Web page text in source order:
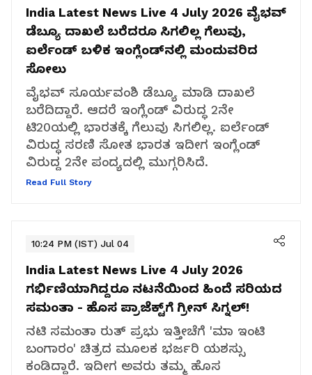
India Latest News Live 4 July 2026 ವೈಭವ್
ಡೆಬ್ಯೂ ದಾಖಲೆ ಬರೆದರೂ ಸಿಗಲಿಲ್ಲ ಗೆಲುವು,
ಐರ್ಲೆಂಡ್ ಬಳಿಕ ಇಂಗ್ಲೆಂಡ್‌ನಲ್ಲಿ ಮಂದುವರಿದ
ಸೋಲು
ವೈಭವ್ ಸೂರ್ಯವಂಶಿ ಡೆಬ್ಯೂ ಮಾಡಿ ದಾಖಲೆ
ಬರೆದಿದ್ದಾರೆ. ಆದರೆ ಇಂಗ್ಲೆಂಡ್ ವಿರುದ್ಧ 2ನೇ
ಟಿ20ಯಲ್ಲಿ ಭಾರತಕ್ಕೆ ಗೆಲುವು ಸಿಗಲಿಲ್ಲ. ಐರ್ಲೆಂಡ್
ವಿರುದ್ಧ ಸರಣಿ ಸೋತ ಭಾರತ ಇದೀಗ ಇಂಗ್ಲೆಂಡ್
ವಿರುದ್ದ 2ನೇ ಪಂದ್ಯದಲ್ಲಿ ಮುಗ್ಗರಿಸಿದೆ.
Read Full Story
10:24 PM (IST) Jul 04
India Latest News Live 4 July 2026
ಗರ್ಭಿಣಿಯಾಗಿದ್ದರೂ ನಟನೆಯಿಂದ ಹಿಂದೆ ಸರಿಯದ
ಸಮಂತಾ - ಹೊಸ ಪ್ರಾಜೆಕ್ಟ್‌ಗೆ ಗ್ರೀನ್ ಸಿಗ್ನಲ್!
ನಟಿ ಸಮಂತಾ ರುತ್ ಪ್ರಭು ಇತ್ತೀಚೆಗೆ 'ಮಾ ಇಂಟಿ
ಬಂಗಾರಂ' ಚಿತ್ರದ ಮೂಲಕ ಭರ್ಜರಿ ಯಶಸ್ಸು
ಕಂಡಿದ್ದಾರೆ. ಇದೀಗ ಅವರು ತಮ್ಮ ಹೊಸ